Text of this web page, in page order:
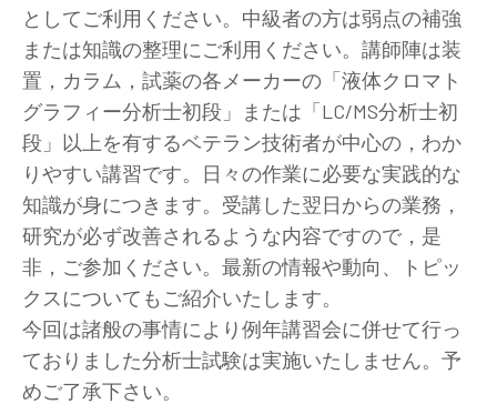
としてご利用ください。中級者の方は弱点の補強
または知識の整理にご利用ください。講師陣は装
置，カラム，試薬の各メーカーの「液体クロマト
グラフィー分析士初段」または「LC/MS分析士初
段」以上を有するベテラン技術者が中心の，わか
りやすい講習です。日々の作業に必要な実践的な
知識が身につきます。受講した翌日からの業務，
研究が必ず改善されるような内容ですので，是
非，ご参加ください。最新の情報や動向、トピッ
クスについてもご紹介いたします。
今回は諸般の事情により例年講習会に併せて行っ
ておりました分析士試験は実施いたしません。予
めご了承下さい。